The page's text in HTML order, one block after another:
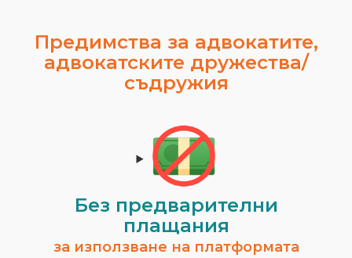
Предимства за адвокатите,
адвокатските дружества/
съдружия
Без предварителни
плащания
за използване на платформата